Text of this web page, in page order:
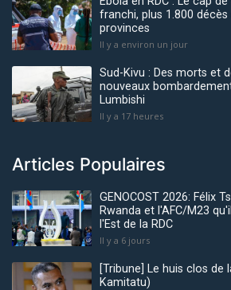
franchi, plus 1.800
provinces
Il y a environ un jour
Sud-Kivu : Des morts et
nouveaux
Lumbishi
Il y a 17 heures
Articles Populaires
GENOCOST 2026: Félix
Rwanda et l'AFC/M23
l'Est de la RDC
Il y a 6 jours
[Tribune] Le huis clos de
Kamitatu)